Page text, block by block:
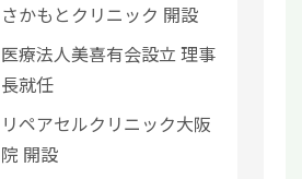
さかもとクリニック 開設
医療法人美喜有会設立 理事
長就任
リペアセルクリニック大阪
院 開設